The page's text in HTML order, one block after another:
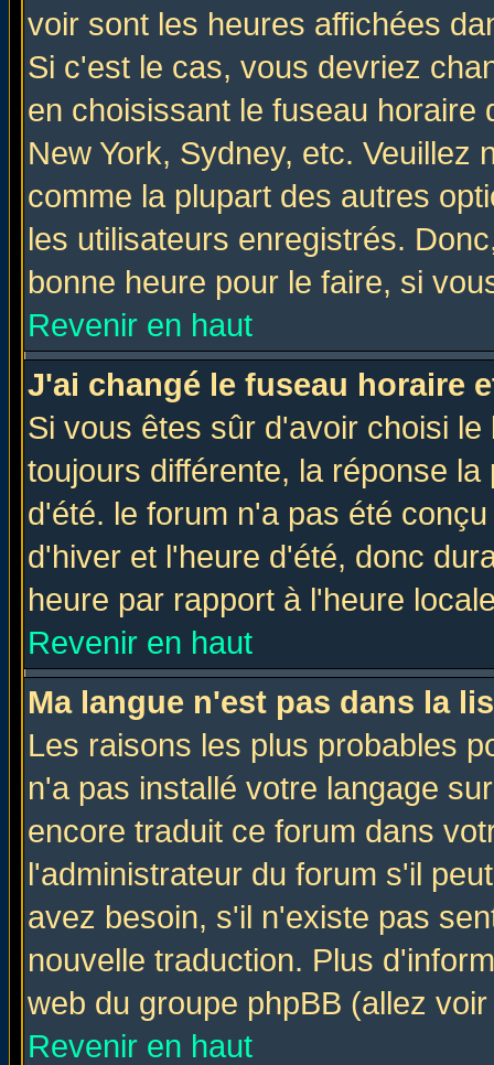
voir sont les heures affichées
Si c'est le cas, vous devriez
en choisissant le fuseau
New York, Sydney, etc. Veuillez
comme la plupart des autres
les utilisateurs enregistrés.
bonne heure pour le faire, si
Revenir en haut
J'ai changé le fuseau horaire
Si vous êtes sûr d'avoir choisi
toujours différente, la réponse
d'été. le forum n'a pas été
d'hiver et l'heure d'été, donc
heure par rapport à l'heure
Revenir en haut
Ma langue n'est pas dans la
Les raisons les plus probables
n'a pas installé votre langage
encore traduit ce forum dans
l'administrateur du forum s'il
avez besoin, s'il n'existe pas
nouvelle traduction. Plus
web du groupe phpBB (allez
Revenir en haut